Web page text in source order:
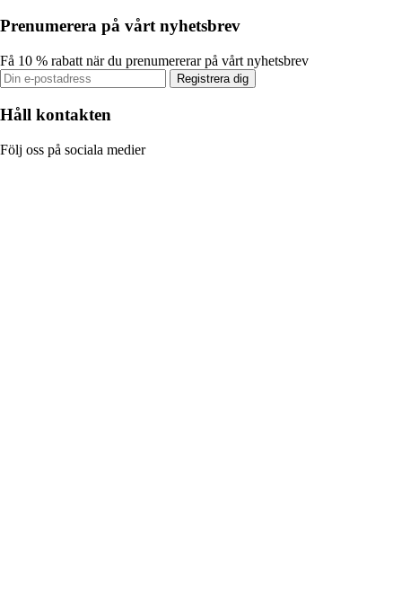
Prenumerera på vårt nyhetsbrev
Få 10 % rabatt när du prenumererar på vårt nyhetsbrev
Registrera dig
Håll kontakten
Följ oss på sociala medier